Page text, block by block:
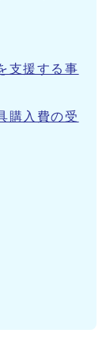
支援する事
購入費の受